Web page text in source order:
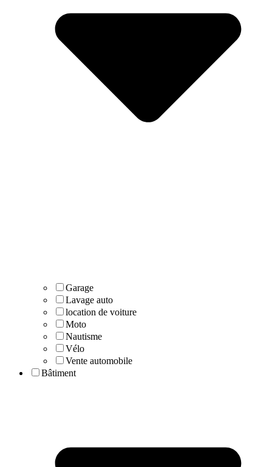
Garage
Lavage auto
location de voiture
Moto
Nautisme
Vélo
Vente automobile
Bâtiment